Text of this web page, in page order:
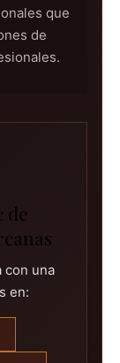
que
de
de
con una
en: